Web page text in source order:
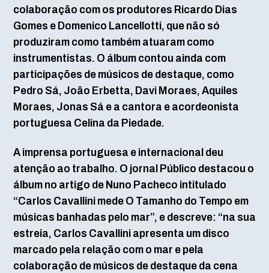
colaboração com os produtores Ricardo Dias
Gomes e Domenico Lancellotti, que não só
produziram como também atuaram como
instrumentistas. O álbum contou ainda com
participações de músicos de destaque, como
Pedro Sá, João Erbetta, Davi Moraes, Aquiles
Moraes, Jonas Sá e a cantora e acordeonista
portuguesa Celina da Piedade.
A imprensa portuguesa e internacional deu
atenção ao trabalho. O jornal Público destacou o
álbum no artigo de Nuno Pacheco intitulado
“Carlos Cavallini mede O Tamanho do Tempo em
músicas banhadas pelo mar”, e descreve: “na sua
estreia, Carlos Cavallini apresenta um disco
marcado pela relação com o mar e pela
colaboração de músicos de destaque da cena